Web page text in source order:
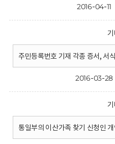
2016-04-11
주민등록번호 기재 각종 증서, 서
2016-03-28
통일부의 이산가족 찾기 신청인